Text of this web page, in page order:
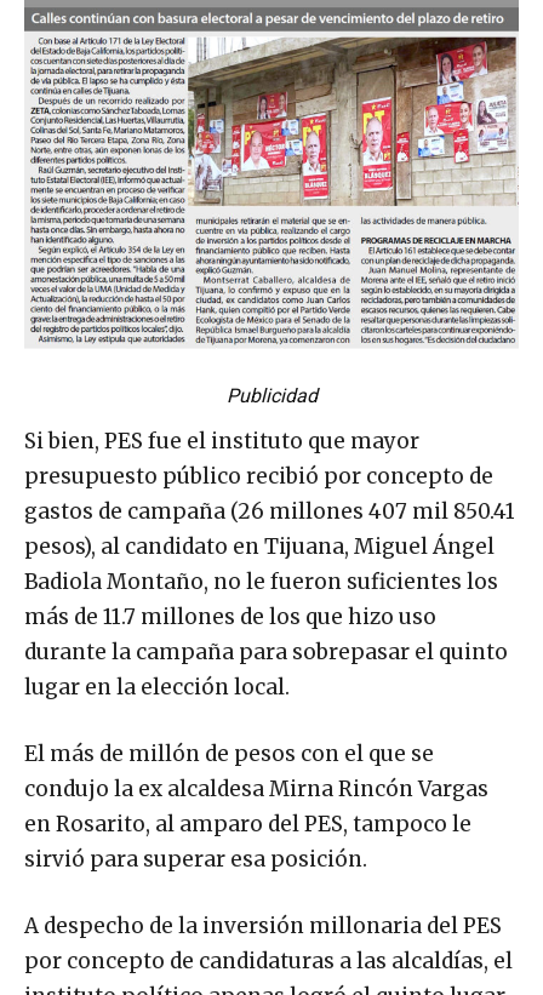
Publicidad
Si bien, PES fue el instituto que mayor
presupuesto público recibió por concepto de
gastos de campaña (26 millones 407 mil 850.41
pesos), al candidato en Tijuana, Miguel Ángel
Badiola Montaño, no le fueron suficientes los
más de 11.7 millones de los que hizo uso
durante la campaña para sobrepasar el quinto
lugar en la elección local.
El más de millón de pesos con el que se
condujo la ex alcaldesa Mirna Rincón Vargas
en Rosarito, al amparo del PES, tampoco le
sirvió para superar esa posición.
A despecho de la inversión millonaria del PES
por concepto de candidaturas a las alcaldías, el